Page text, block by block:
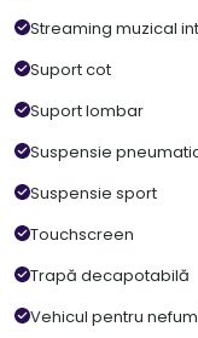
Streaming muzical
Suport cot
Suport lombar
Suspensie
Suspensie sport
Touchscreen
Trapă decapotabilă
Vehicul pentru